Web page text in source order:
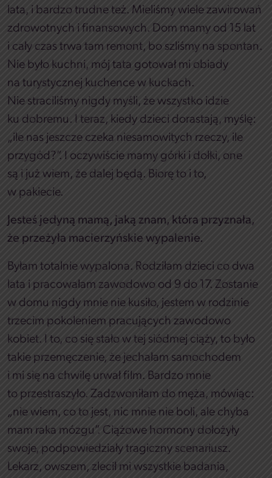
lata, i bardzo trudne też. Mieliśmy wiele zawirowań
zdrowotnych i finansowych. Dom mamy od 15 lat
i cały czas trwa tam remont, bo szliśmy na spontan.
Nie było kuchni, mój tata gotował mi obiady
na turystycznej kuchence w kuckach.
Nie straciliśmy nigdy myśli, że wszystko idzie
ku dobremu. I teraz, kiedy dzieci dorastają, myślę:
„ile nas jeszcze czeka niesamowitych rzeczy, ile
przygód?”. I oczywiście mamy górki i dołki, one
są i już wiem, że dalej będą. Biorę to i to,
w pakiecie.
Jesteś jedyną mamą, jaką znam, która przyznała,
że przeżyła macierzyńskie wypalenie.
Byłam totalnie wypalona. Rodziłam dzieci co dwa
lata i pracowałam zawodowo od 9 do 17. Zostanie
w domu nigdy mnie nie kusiło, jestem w rodzinie
trzecim pokoleniem pracujących zawodowo
kobiet. I to, co się stało w tej siódmej ciąży, to było
takie przemęczenie, że jechałam samochodem
i mi się na chwilę urwał film. Bardzo mnie
to przestraszyło. Zadzwoniłam do męża, mówiąc:
„nie wiem, co to jest, nic mnie nie boli, ale chyba
mam raka mózgu”. Ciążowe hormony dołożyły
swoje, podpowiedziały tragiczny scenariusz.
Lekarz, owszem, zlecił mi wszystkie badania,